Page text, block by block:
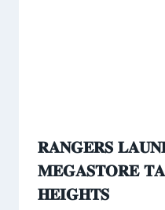
𝐑𝐀𝐍𝐆𝐄𝐑𝐒
𝐌𝐄𝐆𝐀𝐒𝐓𝐎𝐑𝐄
𝐇𝐄𝐈𝐆𝐇𝐓𝐒